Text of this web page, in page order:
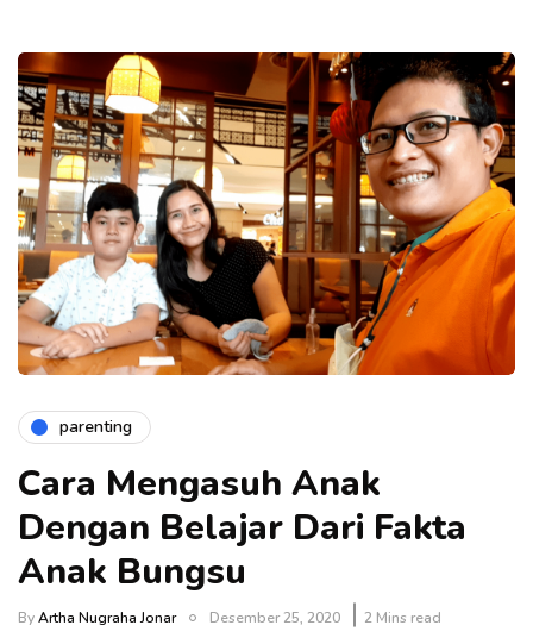
parenting
Cara Mengasuh Anak
Dengan Belajar Dari Fakta
Anak Bungsu
ByArtha Nugraha Jonar Desember 25, 2020 2 Mins read